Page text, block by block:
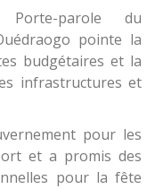
parole du
pointe la
budgétaires et la
infrastructures et
pour les
et a promis des
pour la fête